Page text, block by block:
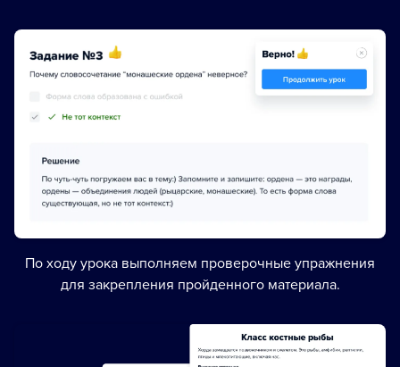
По ходу урока выполняем проверочные упражнения
для закрепления пройденного материала.